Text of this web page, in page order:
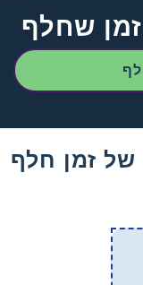
שחלף
זמן חלף